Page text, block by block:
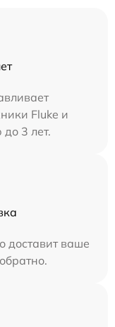
Fluke и
3 лет.
доставит ваше